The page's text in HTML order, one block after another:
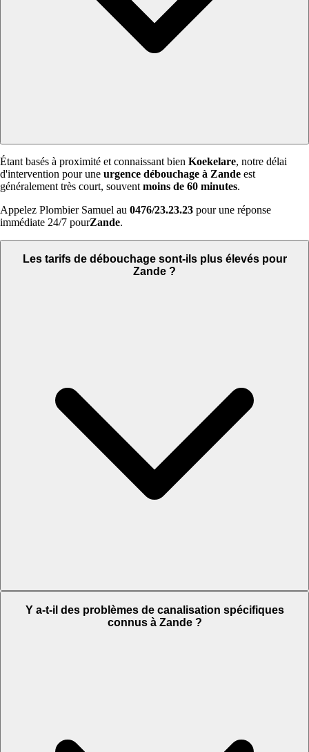
Étant basés à proximité et connaissant bien Koekelare, notre délai
d'intervention pour une urgence débouchage à Zande est
généralement très court, souvent moins de 60 minutes.
Appelez Plombier Samuel au 0476/23.23.23 pour une réponse
immédiate 24/7 pourZande.
Les tarifs de débouchage sont-ils plus élevés pour
Zande ?
Y a-t-il des problèmes de canalisation spécifiques
connus à Zande ?